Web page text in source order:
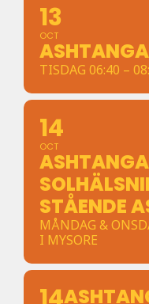
13
OCT
TISDAG 06:40 –
14
OCT
STÅENDE
MÅNDAG &
I MYSORE